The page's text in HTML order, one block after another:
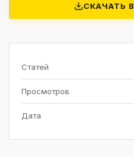
СКАЧАТЬ
Статей
Просмотров
Дата